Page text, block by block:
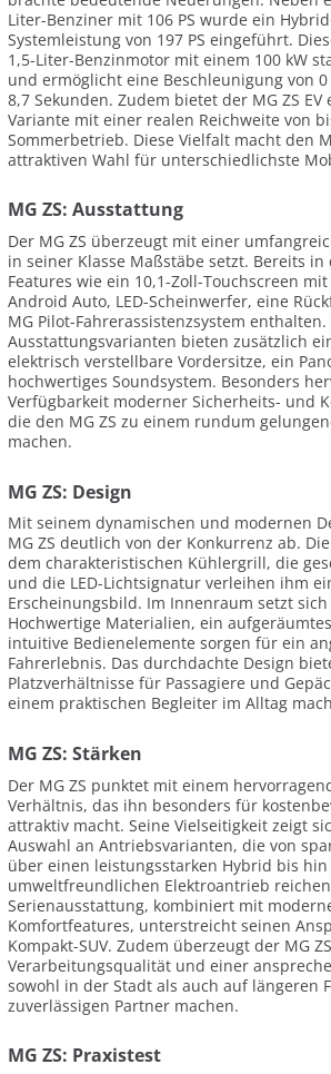
Liter-Benziner mit 106 PS wurde ein
Systemleistung von 197 PS eingeführt.
1,5-Liter-Benzinmotor mit einem 100 kW
und ermöglicht eine Beschleunigung von
8,7 Sekunden. Zudem bietet der MG ZS
Variante mit einer realen Reichweite von
Sommerbetrieb. Diese Vielfalt macht den
attraktiven Wahl für unterschiedlichste
MG ZS: Ausstattung
Der MG ZS überzeugt mit einer
in seiner Klasse Maßstäbe setzt. Bereits
Features wie ein 10,1-Zoll-Touchscreen
Android Auto, LED-Scheinwerfer, eine
MG Pilot-Fahrerassistenzsystem
Ausstattungsvarianten bieten zusätzlich
elektrisch verstellbare Vordersitze, ein
hochwertiges Soundsystem. Besonders
Verfügbarkeit moderner Sicherheits- und
die den MG ZS zu einem rundum
machen.
MG ZS: Design
Mit seinem dynamischen und modernen
MG ZS deutlich von der Konkurrenz ab.
dem charakteristischen Kühlergrill, die
und die LED-Lichtsignatur verleihen ihm
Erscheinungsbild. Im Innenraum setzt
Hochwertige Materialien, ein
intuitive Bedienelemente sorgen für ein
Fahrerlebnis. Das durchdachte Design
Platzverhältnisse für Passagiere und
einem praktischen Begleiter im Alltag
MG ZS: Stärken
Der MG ZS punktet mit einem
Verhältnis, das ihn besonders für
attraktiv macht. Seine Vielseitigkeit zeigt
Auswahl an Antriebsvarianten, die von
über einen leistungsstarken Hybrid bis hin
umweltfreundlichen Elektroantrieb
Serienausstattung, kombiniert mit
Komfortfeatures, unterstreicht seinen
Kompakt-SUV. Zudem überzeugt der MG
Verarbeitungsqualität und einer
sowohl in der Stadt als auch auf längeren
zuverlässigen Partner machen.
MG ZS: Praxistest